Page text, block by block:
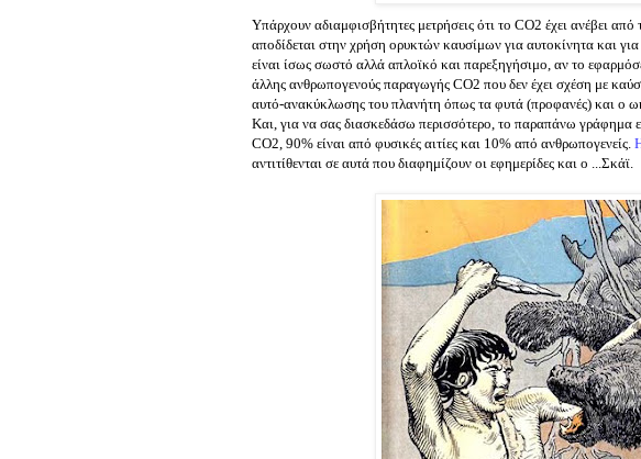
Υπάρχουν αδιαμφισβήτητες μετρήσεις ότι το CO2 έχει ανέβει
αποδίδεται στην χρήση ορυκτών καυσίμων για αυτοκίνητα και
είναι ίσως σωστό αλλά απλοϊκό και παρεξηγήσιμο, αν το
άλλης ανθρωπογενούς παραγωγής CO2 που δεν έχει σχέση με
αυτό-ανακύκλωσης του πλανήτη όπως τα φυτά (προφανές) και ο
Και, για να σας διασκεδάσω περισσότερο, το παραπάνω γράφημα
CO2, 90% είναι από φυσικές αιτίες και 10% από ανθρωπογενείς.
αντιτίθενται σε αυτά που διαφημίζουν οι εφημερίδες και ο ...Σκάϊ.